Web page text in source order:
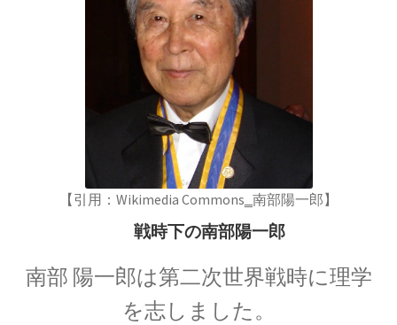
【電流の仕組みを分かり易く実験で説明】
17世紀生まれの
物理学者のまとめ
18世紀生まれの
物理学者のまとめ
【引用：Wikimedia Commons‗南部陽一郎】
戦時下の南部陽一郎
南部 陽一郎は第二次世界戦時に理学
を志しました。